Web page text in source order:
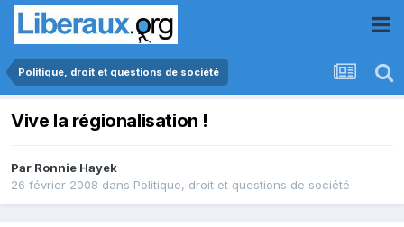
Politique, droit et questions de société
Vive la régionalisation !
Par Ronnie Hayek
26 février 2008 dans Politique, droit et questions de société